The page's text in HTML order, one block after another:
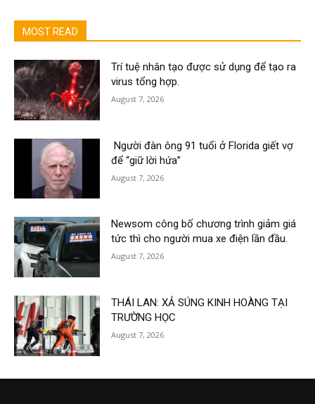
MOST READ
Trí tuệ nhân tạo được sử dụng để tạo ra
virus tổng hợp.
August 7, 2026
Người đàn ông 91 tuổi ở Florida giết vợ
để “giữ lời hứa”
August 7, 2026
Newsom công bố chương trình giảm giá
tức thì cho người mua xe điện lần đầu.
August 7, 2026
THÁI LAN: XẢ SÚNG KINH HOÀNG TẠI
TRƯỜNG HỌC
August 7, 2026